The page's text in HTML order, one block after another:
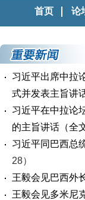
首页 论
习近平出席中拉
式并发表主旨讲
习近平在中拉论
的主旨讲话（全
习近平同巴西总
28）
王毅会见巴西外
王毅会见多米尼